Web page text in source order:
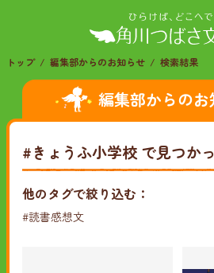
トップ 編集部からのお知らせ 検索結果
編集部からのお
#きょうふ小学校 で見つか
他のタグで絞り込む：
#読書感想文